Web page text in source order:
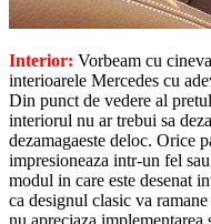
Interior: Vorbeam cu
interioarele Mercedes cu
Din punct de vedere al
interiorul nu ar trebui sa
dezamagaeste deloc. Orice
impresioneaza intr-un fel
modul in care este desenat
ca designul clasic va
nu apreciaza